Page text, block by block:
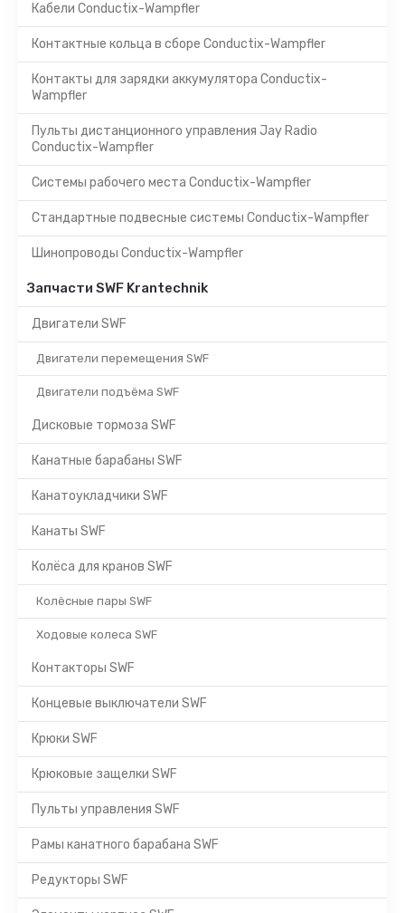
Кабели Conductix-Wampfler
Контактные кольца в сборе Conductix-Wampfler
Контакты для зарядки аккумулятора Conductix-
Wampfler
Пульты дистанционного управления Jay Radio
Conductix-Wampfler
Системы рабочего места Conductix-Wampfler
Стандартные подвесные системы Conductix-Wampfler
Шинопроводы Conductix-Wampfler
Запчасти SWF Krantechnik
Двигатели SWF
Двигатели перемещения SWF
Двигатели подъёма SWF
Дисковые тормоза SWF
Канатные барабаны SWF
Канатоукладчики SWF
Канаты SWF
Колёса для кранов SWF
Колёсные пары SWF
Ходовые колеса SWF
Контакторы SWF
Концевые выключатели SWF
Крюки SWF
Крюковые защелки SWF
Пульты управления SWF
Рамы канатного барабана SWF
Редукторы SWF